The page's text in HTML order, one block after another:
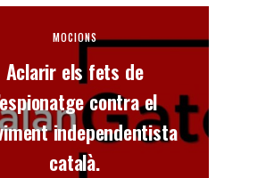
MOCIONS
Aclarir els fets de
contra el
independentista
català.